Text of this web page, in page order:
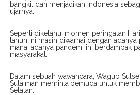
bangkit dan menjadikan Indonesia
ujarnya.
Seperti diketahui momen peringatan
tahun ini masih diwarnai dengan adanya
mana, adanya pandemi ini berdampak
masyarakat.
Dalam sebuah wawancara, Wagub
Sulaiman meminta pemuda untuk
Selatan.